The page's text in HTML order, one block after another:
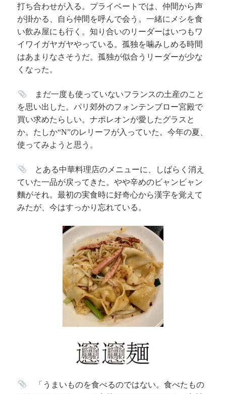
打ち合わせが入る。プライベートでは、仲間から声
が掛かる、自ら仲間を呼んで会う。一緒にメシを食
い飲み屋にも行く。知り合いのリーダーはいつもワ
イワイガヤガヤやっている。孤独を噛みしめる時間
はあまりなさそうだ。孤独が似合うリーダーが少な
くなった。
まだ一度も使っていないフランスの土産のこと
を思い出した。パリ郊外のフォンテンブロー宮殿で
買い求めたらしい。ナポレオンが愛したグラスと
か。たしか“N”のレリーフが入っていた。今年の夏、
使ってみようと思う。
とある中華料理店のメニューに、しばらく消え
ていた一品が戻ってきた。やや辛めのビャンビャン
麵がそれ。最初の実食時に好奇心から漢字を覚えて
みたが、今はすっかり忘れている。
「うまいものを食べるのではない。食べたもの